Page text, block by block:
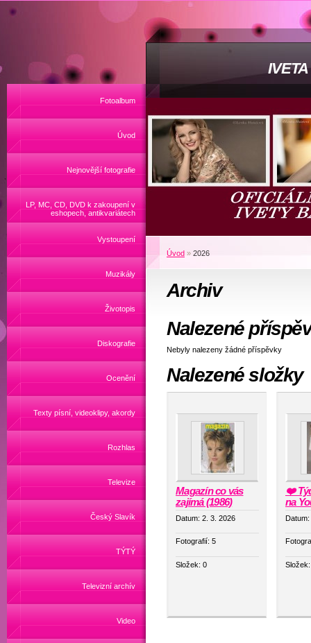
Fotoalbum
Úvod
Nejnovější fotografie
LP, MC, CD, DVD k zakoupení v
eshopech, antikvariátech
Vystoupení
Muzikály
Životopis
Diskografie
Ocenění
Texty písní, videoklipy, akordy
Rozhlas
Televize
Český Slavík
TÝTÝ
Televizní archív
Video
Úvod » 2026
Archiv
Nalezené
Nebyly nalezeny žádné příspěvky
Nalezené složky
Magazín co vás
zajímá (1986)
Datum: 2. 3. 2026
Fotografií: 5
Složek: 0
❤️
na
Datum: